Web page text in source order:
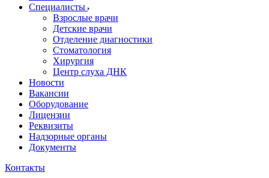
Специалисты
Взрослые врачи
Детские врачи
Отделение диагностики
Стоматология
Хирургия
Центр слуха ДНК
Новости
Вакансии
Оборудование
Лицензии
Реквизиты
Надзорные органы
Документы
Контакты